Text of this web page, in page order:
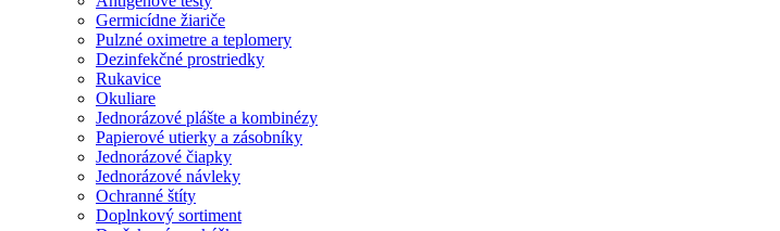
Germicídne žiariče
Pulzné oximetre a teplomery
Dezinfekčné prostriedky
Rukavice
Okuliare
Jednorázové plášte a kombinézy
Papierové utierky a zásobníky
Jednorázové čiapky
Jednorázové návleky
Ochranné štíty
Doplnkový sortiment